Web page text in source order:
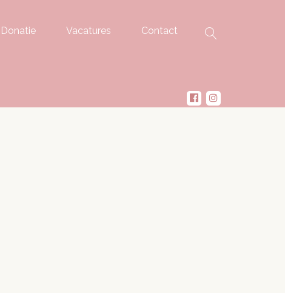
Donatie Vacatures Contact